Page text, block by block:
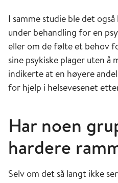
I samme studie ble det
under behandling for en
eller om de følte et behov
sine psykiske plager uten å
indikerte at en høyere
for hjelp i helsevesenet
Har noen
hardere
Selv om det så langt ikke